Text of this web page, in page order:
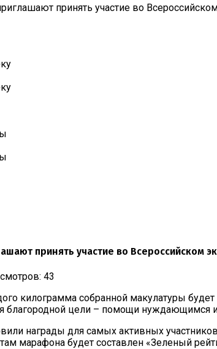
принять участие во
принять участие во Всероссийском
43
килограмма собранной макулатуры
благородной цели – помощи нуждающимся
награды для самых активных
марафона будет составлен «Зеленый